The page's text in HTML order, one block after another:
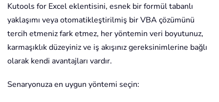
Kutools for Excel eklentisini, esnek bir formül tabanlı
yaklaşımı veya otomatikleştirilmiş bir VBA çözümünü
tercih etmeniz fark etmez, her yöntemin veri boyutunuz,
karmaşıklık düzeyiniz ve iş akışınız gereksinimlerine bağlı
olarak kendi avantajları vardır.
Senaryonuza en uygun yöntemi seçin: